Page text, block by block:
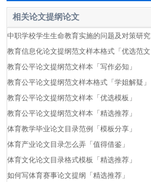
相关论文提纲论文
中职学校学生生命教育实施的问题及对策研究
教育信息化论文提纲范文样本格式「优选范文
教育公平论文提纲范文样本「写作必知」
教育公平论文提纲范文样本格式「学姐解疑」
教育公平论文提纲范文样本「优选模板」
教育公平论文提纲范文样本「精选推荐」
体育教学毕业论文目录范例「模板分享」
体育产业论文目录怎么弄「值得借鉴」
体育文化论文目录格式模板「精选推荐」
如何写体育赛事论文提纲「精选推荐」